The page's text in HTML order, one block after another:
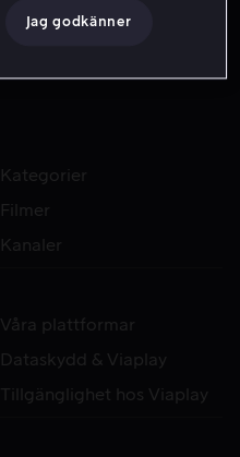
Kategorier
Filmer
Kanaler
Våra plattformar
Dataskydd & Viaplay
Tillgänglighet hos Viaplay
Jag godkänner